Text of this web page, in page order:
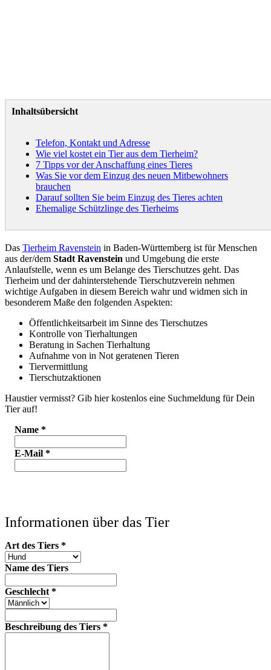
Inhaltsübersicht
Telefon, Kontakt und Adresse
Wie viel kostet ein Tier aus dem Tierheim?
7 Tipps vor der Anschaffung eines Tieres
Was Sie vor dem Einzug des neuen Mitbewohners
brauchen
Darauf sollten Sie beim Einzug des Tieres achten
Ehemalige Schützlinge des Tierheims
Das Tierheim Ravenstein in Baden-Württemberg ist für Menschen
aus der/dem Stadt Ravenstein und Umgebung die erste
Anlaufstelle, wenn es um Belange des Tierschutzes geht. Das
Tierheim und der dahinterstehende Tierschutzverein nehmen
wichtige Aufgaben in diesem Bereich wahr und widmen sich in
besonderem Maße den folgenden Aspekten:
Öffentlichkeitsarbeit im Sinne des Tierschutzes
Kontrolle von Tierhaltungen
Beratung in Sachen Tierhaltung
Aufnahme von in Not geratenen Tieren
Tiervermittlung
Tierschutzaktionen
Haustier vermisst? Gib hier kostenlos eine Suchmeldung für Dein
Tier auf!
Name *
E-Mail *
Informationen über das Tier
Art des Tiers *
Name des Tiers
Geschlecht *
Beschreibung des Tiers *